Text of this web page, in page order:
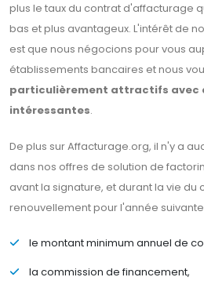
plus le taux du contrat d'affacturage
bas et plus avantageux. L'intérêt de
est que nous négocions pour vous
établissements bancaires et nous
particulièrement attractifs avec
intéressantes.
De plus sur Affacturage.org, il n'y a
dans nos offres de solution de
avant la signature, et durant la vie du
renouvellement pour l'année
le montant minimum annuel de
la commission de financement,